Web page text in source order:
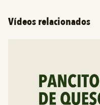
Vídeos relacionados